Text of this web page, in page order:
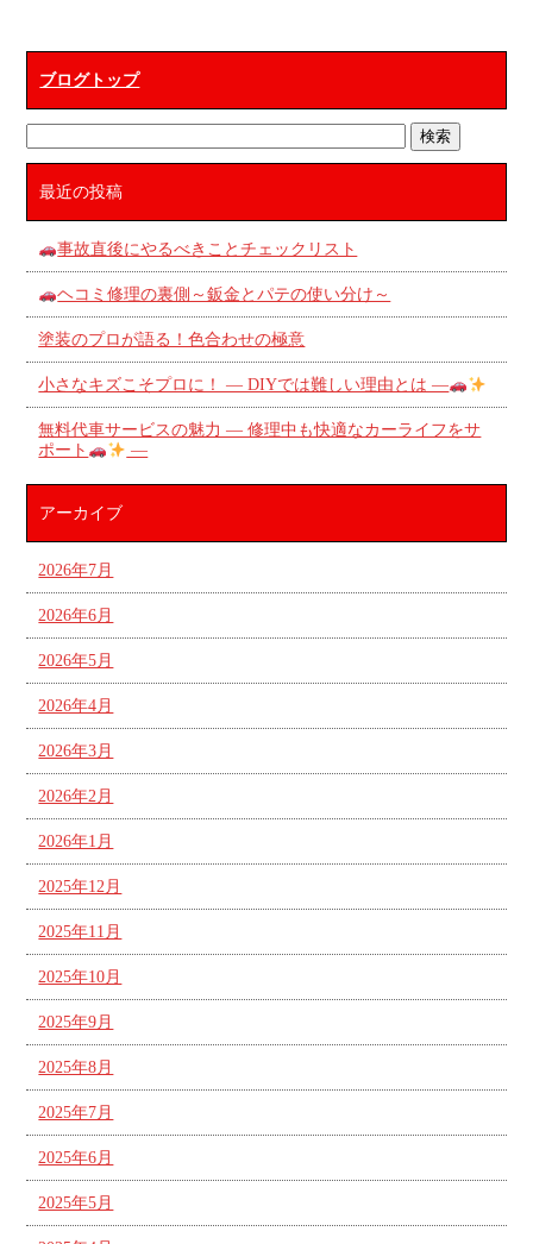
ブログトップ
最近の投稿
事故直後にやるべきことチェックリスト
ヘコミ修理の裏側～鈑金とパテの使い分け～
塗装のプロが語る！色合わせの極意
小さなキズこそプロに！ ― DIYでは難しい理由とは ―
無料代車サービスの魅力 ― 修理中も快適なカーライフをサ
ポート
―
アーカイブ
2026年7月
2026年6月
2026年5月
2026年4月
2026年3月
2026年2月
2026年1月
2025年12月
2025年11月
2025年10月
2025年9月
2025年8月
2025年7月
2025年6月
2025年5月